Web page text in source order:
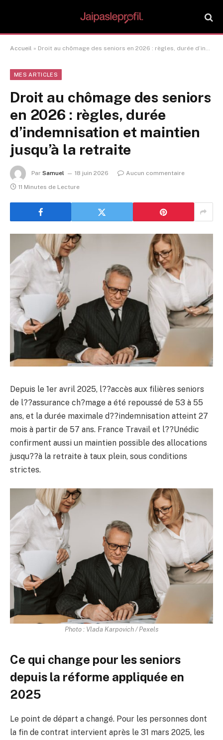
Accueil » Droit au chômage des seniors en 2026 : règles, durée d’indemnisation et maintien jusqu’à la retraite
MES ARTICLES
Droit au chômage des seniors
en 2026 : règles, durée
d’indemnisation et maintien
jusqu’à la retraite
Par Samuel 18 juin 2026
Aucun commentaire
11 Minutes de Lecture
Depuis le 1er avril 2025, l??accès aux filières seniors
de l??assurance ch?mage a été repoussé de 53 à 55
ans, et la durée maximale d??indemnisation atteint 27
mois à partir de 57 ans. France Travail et l??Unédic
confirment aussi un maintien possible des allocations
jusqu??à la retraite à taux plein, sous conditions
strictes.
Photo : Vlada Karpovich / Pexels
Ce qui change pour les seniors
depuis la réforme appliquée en
2025
Le point de départ a changé. Pour les personnes dont
la fin de contrat intervient après le 31 mars 2025, les